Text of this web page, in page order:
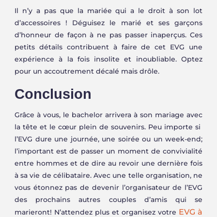
Il n’y a pas que la mariée qui a le droit à son lot
d’accessoires ! Déguisez le marié et ses garçons
d’honneur de façon à ne pas passer inaperçus. Ces
petits détails contribuent à faire de cet EVG une
expérience à la fois insolite et inoubliable. Optez
pour un accoutrement décalé mais drôle.
Conclusion
Grâce à vous, le bachelor arrivera à son mariage avec
la tête et le cœur plein de souvenirs. Peu importe si
l’EVG dure une journée, une soirée ou un week-end;
l’important est de passer un moment de convivialité
entre hommes et de dire au revoir une dernière fois
à sa vie de célibataire. Avec une telle organisation, ne
vous étonnez pas de devenir l’organisateur de l’EVG
des prochains autres couples d’amis qui se
marieront! N’attendez plus et organisez votre EVG à